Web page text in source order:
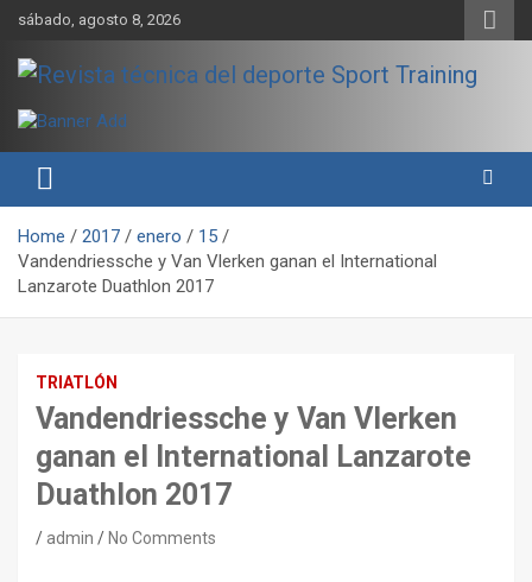
Skip
content
sábado, agosto 8, 2026
Revista técnica del deporte
Sport Training
rendimiento, nutrición y entrenamiento.
Home 2017 enero
15
Vandendriessche y Van Vlerken ganan el International
Lanzarote Duathlon 2017
TRIATLÓN
Vandendriessche y Van Vlerken
ganan el International Lanzarote
Duathlon 2017
admin No Comments